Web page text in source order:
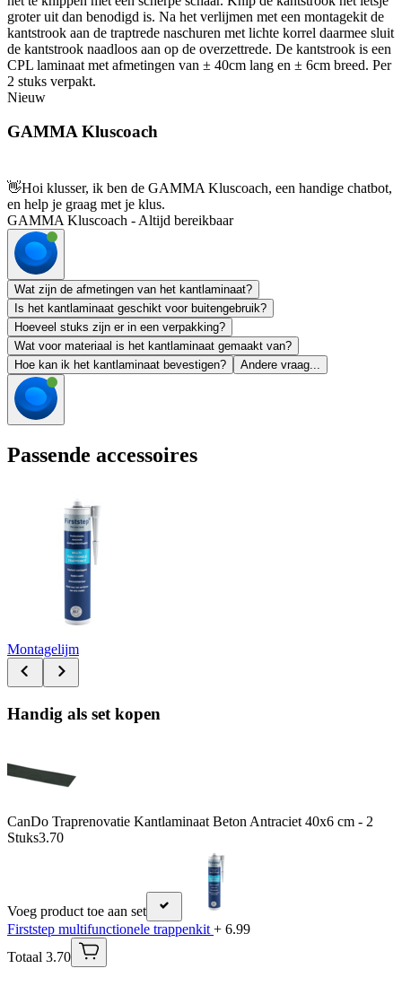
groter uit dan benodigd is. Na het verlijmen met een montagekit de
kantstrook aan de traptrede naschuren met lichte korrel daarmee sluit
de kantstrook naadloos aan op de overzettrede. De kantstrook is een
CPL laminaat met afmetingen van ± 40cm lang en ± 6cm breed. Per
2 stuks verpakt.
Nieuw
GAMMA Kluscoach
👋Hoi klusser, ik ben de GAMMA Kluscoach, een handige chatbot,
en help je graag met je klus.
GAMMA Kluscoach - Altijd bereikbaar
Wat zijn de afmetingen van het kantlaminaat?
Is het kantlaminaat geschikt voor buitengebruik?
Hoeveel stuks zijn er in een verpakking?
Wat voor materiaal is het kantlaminaat gemaakt van?
Hoe kan ik het kantlaminaat bevestigen?
Andere vraag...
Passende accessoires
Montagelijm
Handig als set kopen
CanDo Traprenovatie Kantlaminaat Beton Antraciet 40x6 cm - 2
Stuks3.70
Voeg product toe aan set
Firststep multifunctionele trappenkit + 6.99
Totaal 3.70